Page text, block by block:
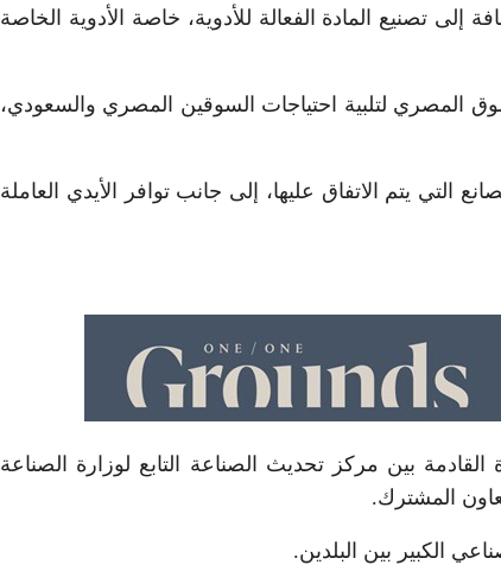
تصنيع المادة الفعالة للأدوية، خاصة الأدوية الخاصة
المصري لتلبية احتياجات السوقين المصري والسعودي،
التي يتم الاتفاق عليها، إلى جانب توافر الأيدي العاملة
بين مركز تحديث الصناعة التابع لوزارة الصناعة
المشترك.
الكبير بين البلدين.